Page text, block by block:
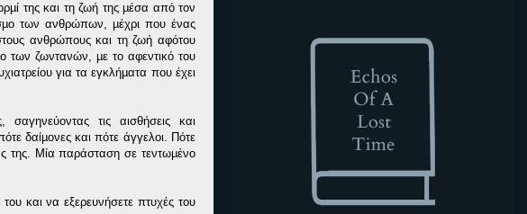
της και τη ζωή της µέσα από τον
των ανθρώπων, µέχρι που ένας
ανθρώπους και τη ζωή αφότου
των ζωντανών, µε το αφεντικό του
για τα εγκλήµατα που έχει
σαγηνεύοντας τις αισθήσεις και
δαίµονες και πότε άγγελοι. Πότε
της. Μία παράσταση σε τεντωµένο
και να εξερευνήσετε πτυχές του